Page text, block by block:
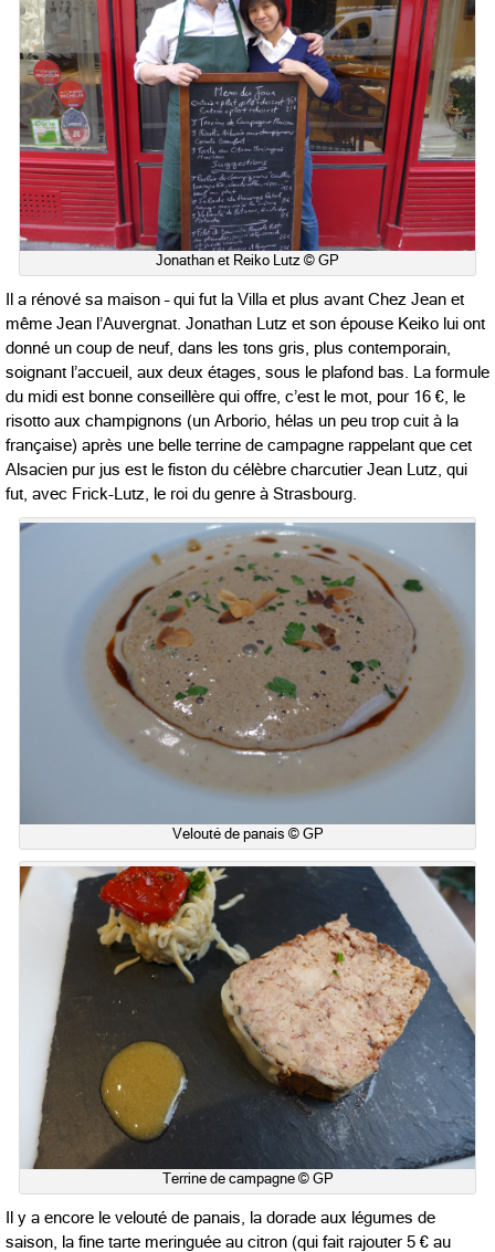
Jonathan et Reiko Lutz © GP
Il a rénové sa maison – qui fut la Villa et plus avant Chez Jean et
même Jean l’Auvergnat. Jonathan Lutz et son épouse Keiko lui ont
donné un coup de neuf, dans les tons gris, plus contemporain,
soignant l’accueil, aux deux étages, sous le plafond bas. La formule
du midi est bonne conseillère qui offre, c’est le mot, pour 16 €, le
risotto aux champignons (un Arborio, hélas un peu trop cuit à la
française) après une belle terrine de campagne rappelant que cet
Alsacien pur jus est le fiston du célèbre charcutier Jean Lutz, qui
fut, avec Frick-Lutz, le roi du genre à Strasbourg.
Velouté de panais © GP
Terrine de campagne © GP
Il y a encore le velouté de panais, la dorade aux légumes de
saison, la fine tarte meringuée au citron (qui fait rajouter 5 € au